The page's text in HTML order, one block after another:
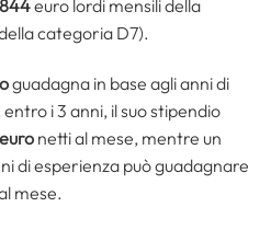
euro lordi mensili della
categoria D7).
guadagna in base agli anni di
i 3 anni, il suo stipendio
netti al mese, mentre un
di esperienza può guadagnare
mese.